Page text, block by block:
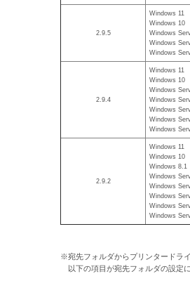
2.9.5
Windows 11
Windows 10
Windows
Windows
Windows
2.9.4
Windows 11
Windows 10
Windows
Windows
Windows
Windows
Windows
2.9.2
Windows 11
Windows 10
Windows 8.1
Windows
Windows
Windows
Windows
Windows
※宛先フォルダからプリンタードラ
以下の項目が宛先フォルダの設定